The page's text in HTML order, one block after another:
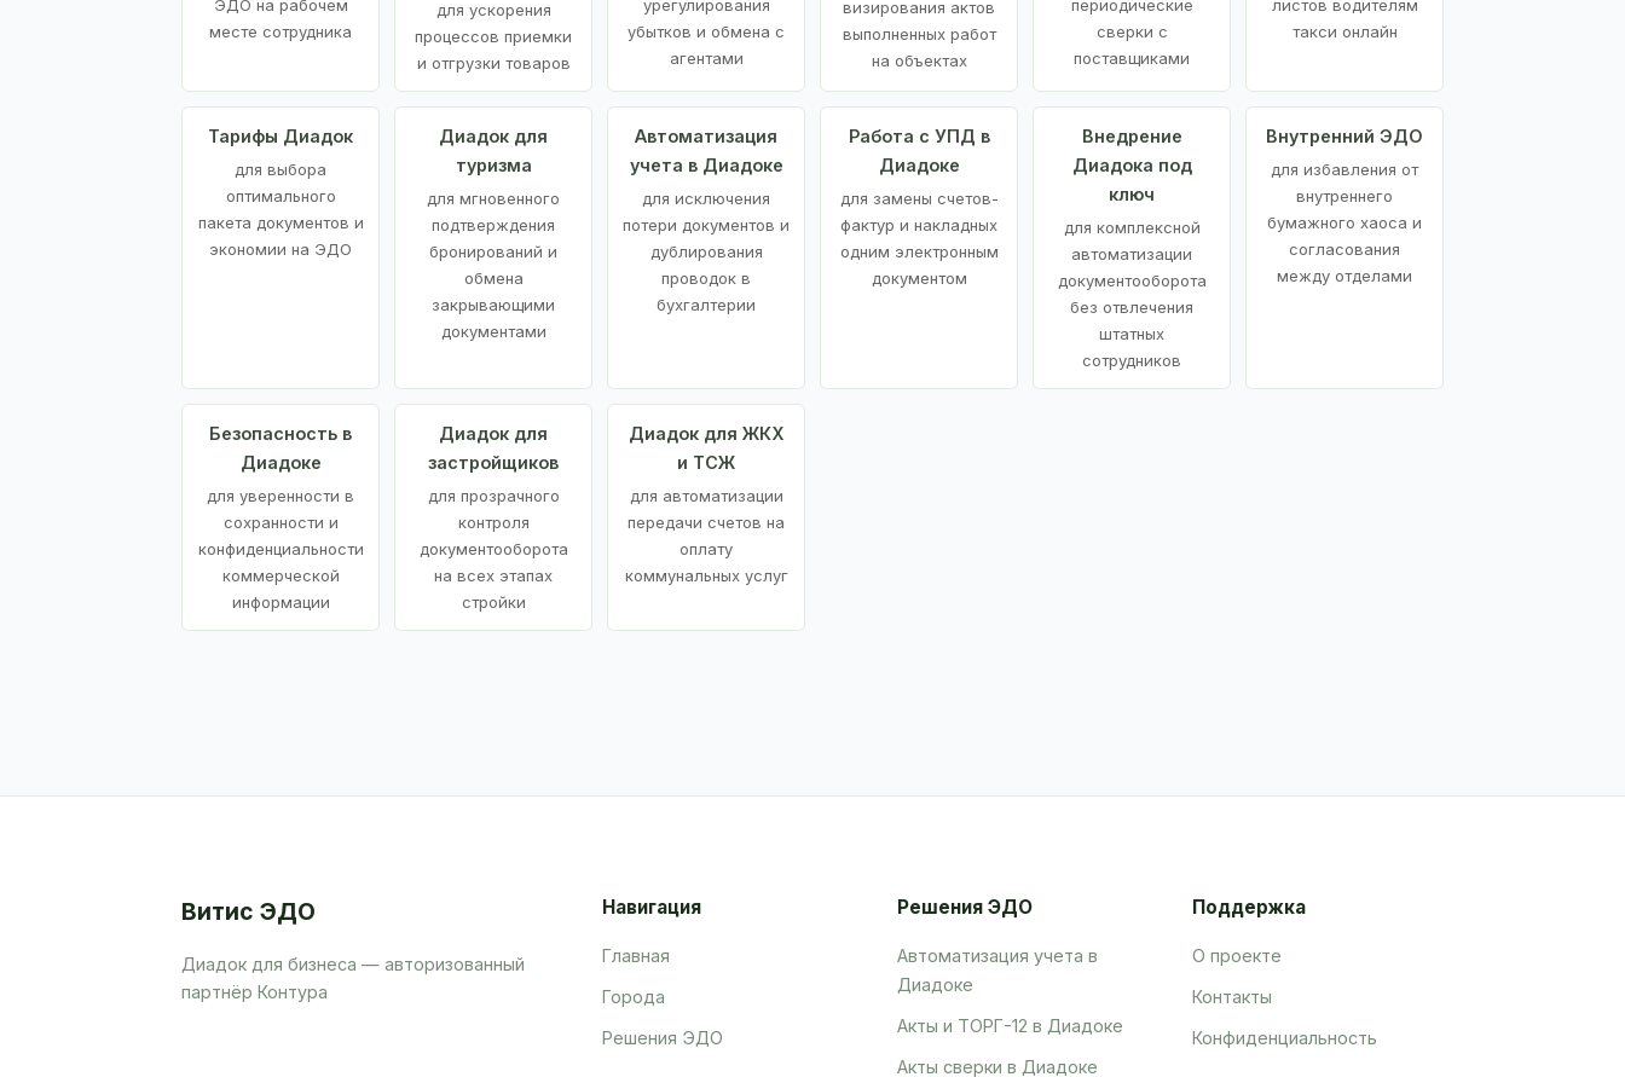
ЭДО на рабочем
месте сотрудника
для ускорения
процессов приемки
и отгрузки товаров
урегулирования
убытков и обмена с
агентами
визирования актов
выполненных работ
на объектах
периодические
сверки с
поставщиками
листов водителям
такси онлайн
Тарифы Диадок
для выбора
оптимального
пакета документов и
экономии на ЭДО
Диадок для
туризма
для мгновенного
подтверждения
бронирований и
обмена
закрывающими
документами
Автоматизация
учета в Диадоке
для исключения
потери документов и
дублирования
проводок в
бухгалтерии
Работа с УПД в
Диадоке
для замены счетов-
фактур и накладных
одним электронным
документом
Внедрение
Диадока под
ключ
для комплексной
автоматизации
документооборота
без отвлечения
штатных
сотрудников
Внутренний ЭДО
для избавления от
внутреннего
бумажного хаоса и
согласования
между отделами
Безопасность в
Диадоке
для уверенности в
сохранности и
конфиденциальности
коммерческой
информации
Диадок для
застройщиков
для прозрачного
контроля
документооборота
на всех этапах
стройки
Диадок для ЖКХ
и ТСЖ
для автоматизации
передачи счетов на
оплату
коммунальных услуг
Витис ЭДО
Диадок для бизнеса — авторизованный
партнёр Контура
Навигация
Главная
Города
Решения ЭДО
Решения ЭДО
Автоматизация учета в
Диадоке
Акты и ТОРГ-12 в Диадоке
Акты сверки в Диадоке
Поддержка
О проекте
Контакты
Конфиденциальность